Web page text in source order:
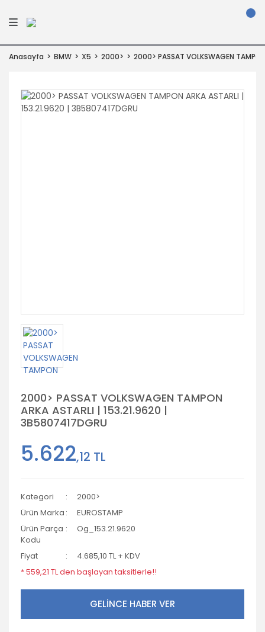
Anasayfa BMW X5 2000> 2000> PASSAT VOLKSWAGEN
2000> PASSAT VOLKSWAGEN TAMPON
ARKA ASTARLI | 153.21.9620 |
3B5807417DGRU
5.622,12 TL
Kategori
2000>
Ürün Marka
EUROSTAMP
Ürün Parça
Kodu
Og_153.21.9620
Fiyat
4.685,10 TL + KDV
* 559,21 TL den başlayan taksitlerle!!
GELİNCE HABER VER